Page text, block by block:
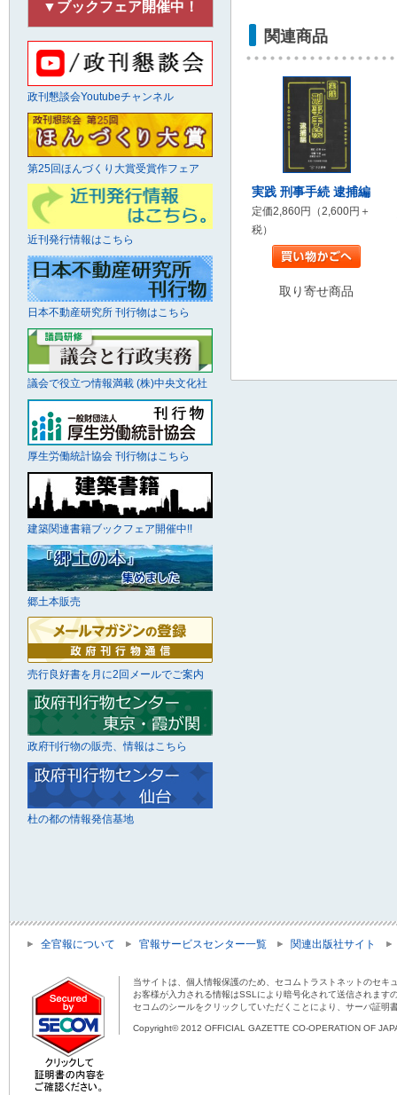
関連商品
実践 刑事手続 逮捕編
定価2,860円（2,600円＋
税）
取り寄せ商品
▼ブックフェア開催中！
政刊懇談会Youtubeチャンネル
第25回ほんづくり大賞受賞作フェア
近刊発行情報はこちら
日本不動産研究所 刊行物はこちら
議会で役立つ情報満載 (株)中央文化社
厚生労働統計協会 刊行物はこちら
建築関連書籍ブックフェア開催中!!
郷土本販売
売行良好書を月に2回メールでご案内
政府刊行物の販売、情報はこちら
杜の都の情報発信基地
全官報について 官報サービスセンター一覧 関連出版社サイト
当サイトは、個人情報保護のため、セコムトラストネットのセキ
お客様が入力される情報はSSLにより暗号化されて送信されま
セコムのシールをクリックしていただくことにより、サーバ証明
Copyright© 2012 OFFICIAL GAZETTE CO-OPERATION OF